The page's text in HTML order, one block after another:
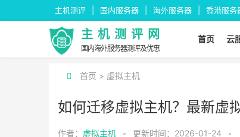
主机测评 国内服务器 海外服务器 香港服务
主机测评网
国内海外服务器测评及优惠
首页 云
首页 > 虚拟主机
如何迁移虚拟主机？最新虚
作者： 虚拟主机 • 更新时间：2026-01-24 •